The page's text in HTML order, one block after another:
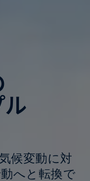
候変動に対
へと転換で